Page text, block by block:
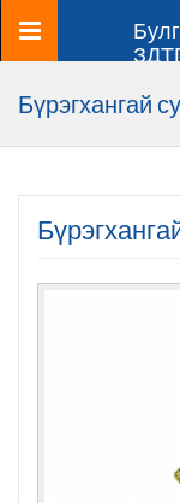
Цэс
Бүрэгхангай